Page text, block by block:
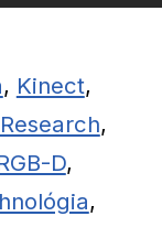
, Kinect,
,
D,
,